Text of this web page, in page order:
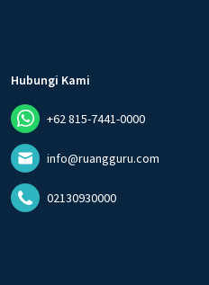
Hubungi Kami
+62 815-7441-0000
info@ruangguru.com
02130930000